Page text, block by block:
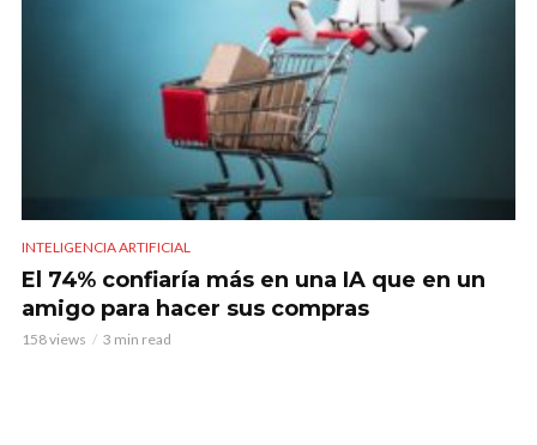
INTELIGENCIA ARTIFICIAL
El 74% confiaría más en una IA que en un
amigo para hacer sus compras
158 views 3 min read